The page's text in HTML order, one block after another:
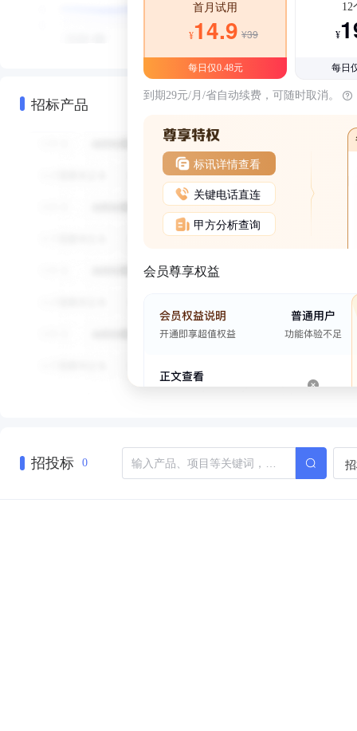
招标产品
首月试用
¥14.9 ¥39
每日仅0.48元
12
¥
每日
到期29元/月/省自动续费，可随时取消。
标讯详情查看
关键电话直连
甲方分析查询
会员尊享权益
招投标 0